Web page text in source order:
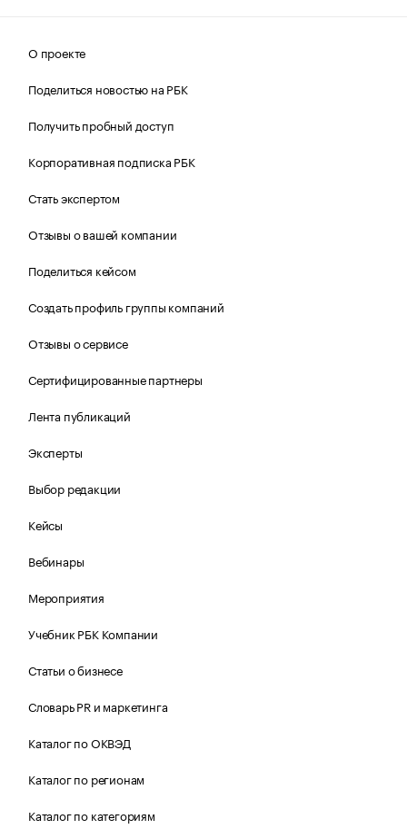
О проекте
Поделиться новостью на РБК
Получить пробный доступ
Корпоративная подписка РБК
Стать экспертом
Отзывы о вашей компании
Поделиться кейсом
Создать профиль группы компаний
Отзывы о сервисе
Сертифицированные партнеры
Лента публикаций
Эксперты
Выбор редакции
Кейсы
Вебинары
Мероприятия
Учебник РБК Компании
Статьи о бизнесе
Словарь PR и маркетинга
Каталог по ОКВЭД
Каталог по регионам
Каталог по категориям